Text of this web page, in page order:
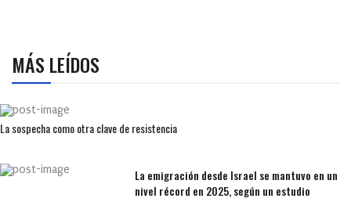
MÁS LEÍDOS
La sospecha como otra clave de resistencia
La emigración desde Israel se mantuvo en un
nivel récord en 2025, según un estudio